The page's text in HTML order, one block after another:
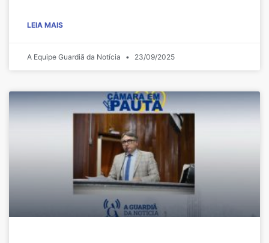
LEIA MAIS
A Equipe Guardiã da Notícia 23/09/2025